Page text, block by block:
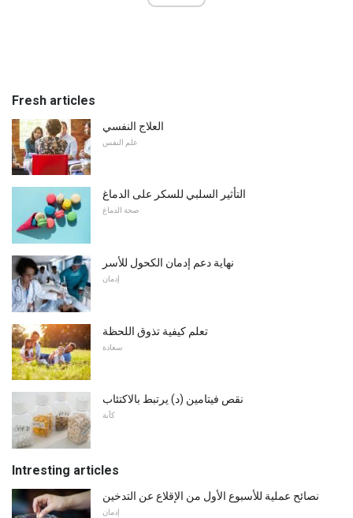
Fresh articles
العلاج النفسي
علم النفس
التأثير السلبي للسكر على الدماغ
صحة الدماغ
نهاية دعم إدمان الكحول للأسر
إدمان
تعلم كيفية تذوق اللحظة
سعادة
نقص فيتامين (د) يرتبط بالاكتئاب
كآبة
Intresting articles
نصائح عملية للأسبوع الأول من الإقلاع عن التدخين
إدمان